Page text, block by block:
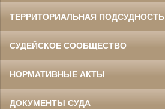
ТЕРРИТОРИАЛЬНАЯ ПОДСУДНОСТЬ
СУДЕЙСКОЕ СООБЩЕСТВО
НОРМАТИВНЫЕ АКТЫ
ДОКУМЕНТЫ СУДА